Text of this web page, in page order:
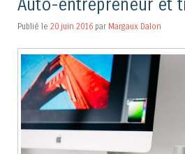
Auto-entrepreneur et
Publié le 20 juin 2016 par Margaux Dalon